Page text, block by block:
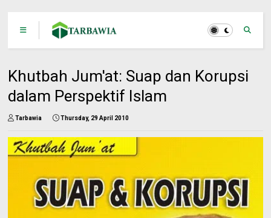
Khutbah Jum'at: Suap dan Korupsi
dalam Perspektif Islam
Tarbawia Thursday, 29 April 2010